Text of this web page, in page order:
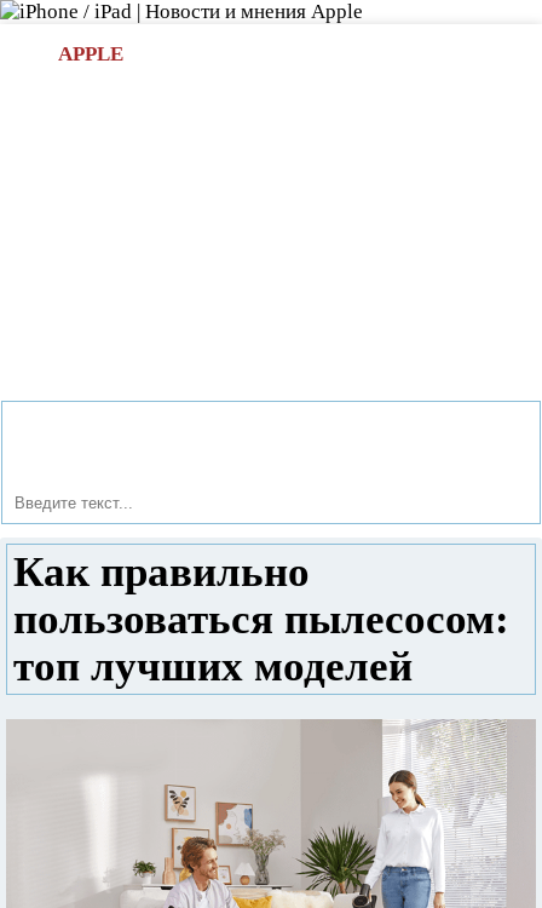
APPLE
Как правильно
пользоваться пылесосом:
топ лучших моделей